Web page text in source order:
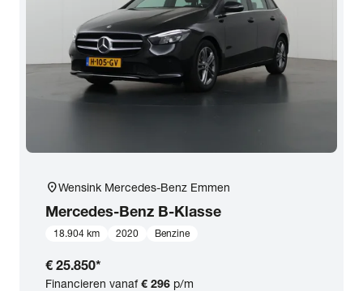
location_onWensink Mercedes-Benz Emmen
Mercedes-Benz B-Klasse
18.904 km 2020 Benzine
€ 25.850*
Financieren vanaf€ 296 p/m